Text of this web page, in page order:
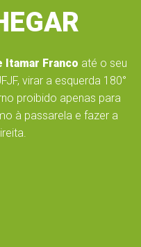
Franco até o seu
virar a esquerda 180°
proibido apenas para
à passarela e fazer a